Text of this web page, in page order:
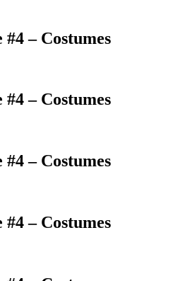
– Costumes
– Costumes
– Costumes
– Costumes